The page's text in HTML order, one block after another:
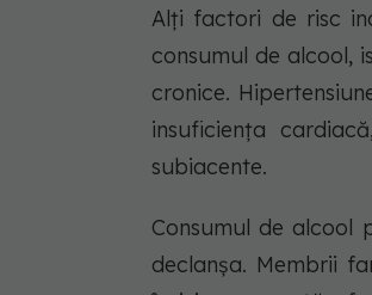
Alți factori de risc
consumul de alcool,
cronice.
insuficiența
subiacente.
Consumul de
declanșa. Membrii